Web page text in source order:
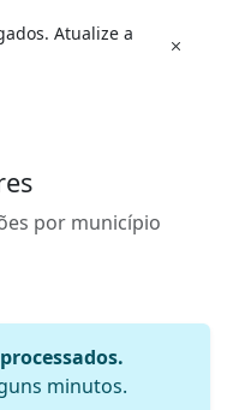
Atualize a
por município
minutos.